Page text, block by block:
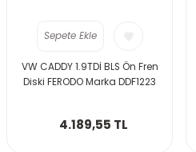
Sepete Ekle
VW CADDY 1.9TDİ BLS Ön Fren
Diski FERODO Marka DDF1223
4.189,55 TL